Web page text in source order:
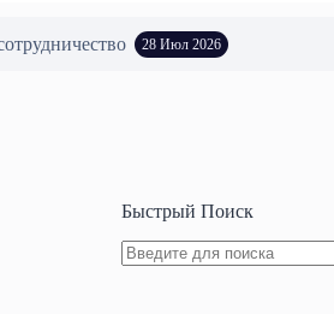
28 Июл 2026
Быстрый Поиск